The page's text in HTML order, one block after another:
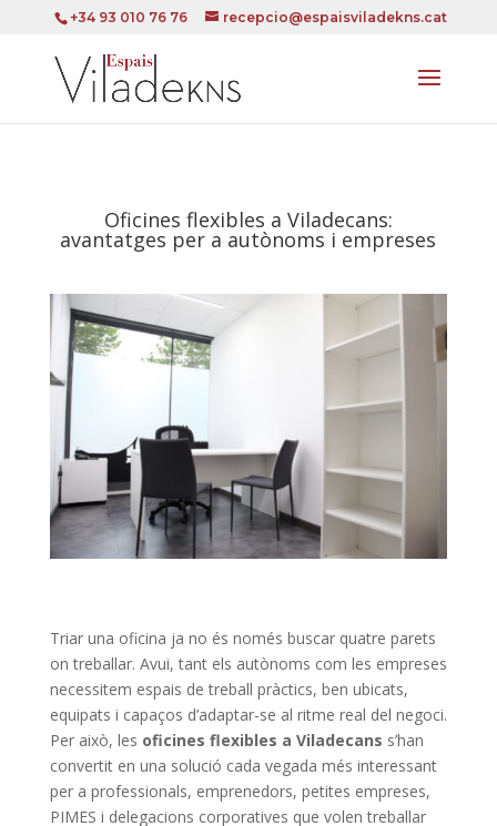
+34 93 010 76 76 recepcio@espaisviladekns.cat
Oficines flexibles a Viladecans:
avantatges per a autònoms i empreses
Triar una oficina ja no és només buscar quatre parets
on treballar. Avui, tant els autònoms com les empreses
necessitem espais de treball pràctics, ben ubicats,
equipats i capaços d’adaptar-se al ritme real del negoci.
Per això, les oficines flexibles a Viladecans s’han
convertit en una solució cada vegada més interessant
per a professionals, emprenedors, petites empreses,
PIMES i delegacions corporatives que volen treballar